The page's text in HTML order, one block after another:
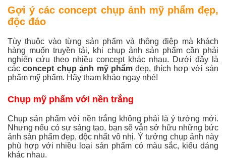
Gợi ý các concept chụp ảnh mỹ phẩm đẹp,
độc đáo
Tùy thuộc vào từng sản phẩm và thông điệp mà khách
hàng muốn truyền tải, khi chụp ảnh sản phẩm cần phải
nghiên cứu theo nhiều concept khác nhau. Dưới đây là
cácconcept chụp ảnh mỹ phẩm đẹp, thích hợp với sản
phẩm mỹ phẩm. Hãy tham khảo ngay nhé!
Chụp mỹ phẩm với nền trắng
Chụp sản phẩm với nền trắng không phải là ý tưởng mới.
Nhưng nếu có sự sáng tạo, bạn sẽ vẫn sở hữu những bức
ảnh sản phẩm đẹp, độc nhất vô nhị. Ý tưởng chụp ảnh này
phù hợp với nhiều loại sản phẩm có màu sắc, kiểu dáng
khác nhau.